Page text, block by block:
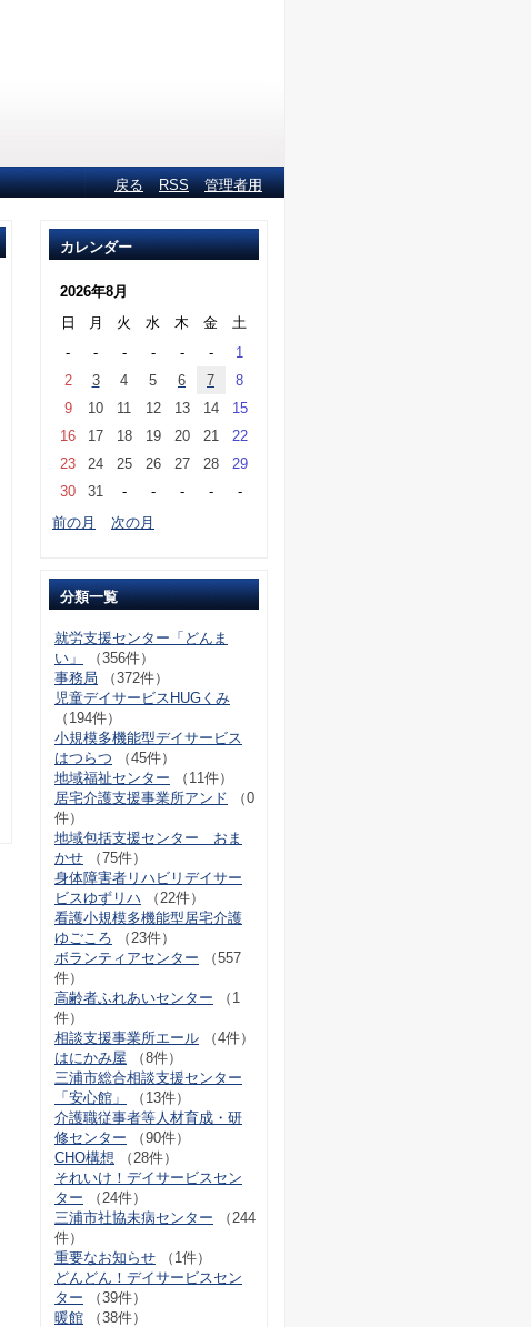
戻る RSS 管理者用
カレンダー
2026年8月
日
月 火 水 木 金
土
-
- - - - -
1
2
3 4 5 6 7
8
9
10 11 12 13 14
15
16
17 18 19 20 21
22
23
24 25 26 27 28
29
30
31 - - - -
-
前の月
次の月
分類一覧
就労支援センター「どんま
い」
（356件）
事務局 （372件）
児童デイサービスHUGくみ
（194件）
小規模多機能型デイサービス
はつらつ （45件）
地域福祉センター （11件）
居宅介護支援事業所アンド （0
件）
地域包括支援センター おま
かせ （75件）
身体障害者リハビリデイサー
ビスゆずリハ （22件）
看護小規模多機能型居宅介護
ゆごころ （23件）
ボランティアセンター （557
件）
高齢者ふれあいセンター （1
件）
相談支援事業所エール （4件）
はにかみ屋 （8件）
三浦市総合相談支援センター
「安心館」
（13件）
介護職従事者等人材育成・研
修センター （90件）
CHO構想 （28件）
それいけ！デイサービスセン
ター （24件）
三浦市社協未病センター （244
件）
重要なお知らせ （1件）
どんどん！デイサービスセン
ター （39件）
暖館 （38件）